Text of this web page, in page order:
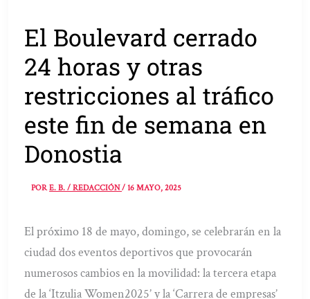
El Boulevard cerrado
24 horas y otras
restricciones al tráfico
este fin de semana en
Donostia
PORE. B. / REDACCIÓN/16 MAYO, 2025
El próximo 18 de mayo, domingo, se celebrarán en la
ciudad dos eventos deportivos que provocarán
numerosos cambios en la movilidad: la tercera etapa
de la ‘Itzulia Women2025’ y la ‘Carrera de empresas’